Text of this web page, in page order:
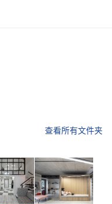
查看所有文件夹